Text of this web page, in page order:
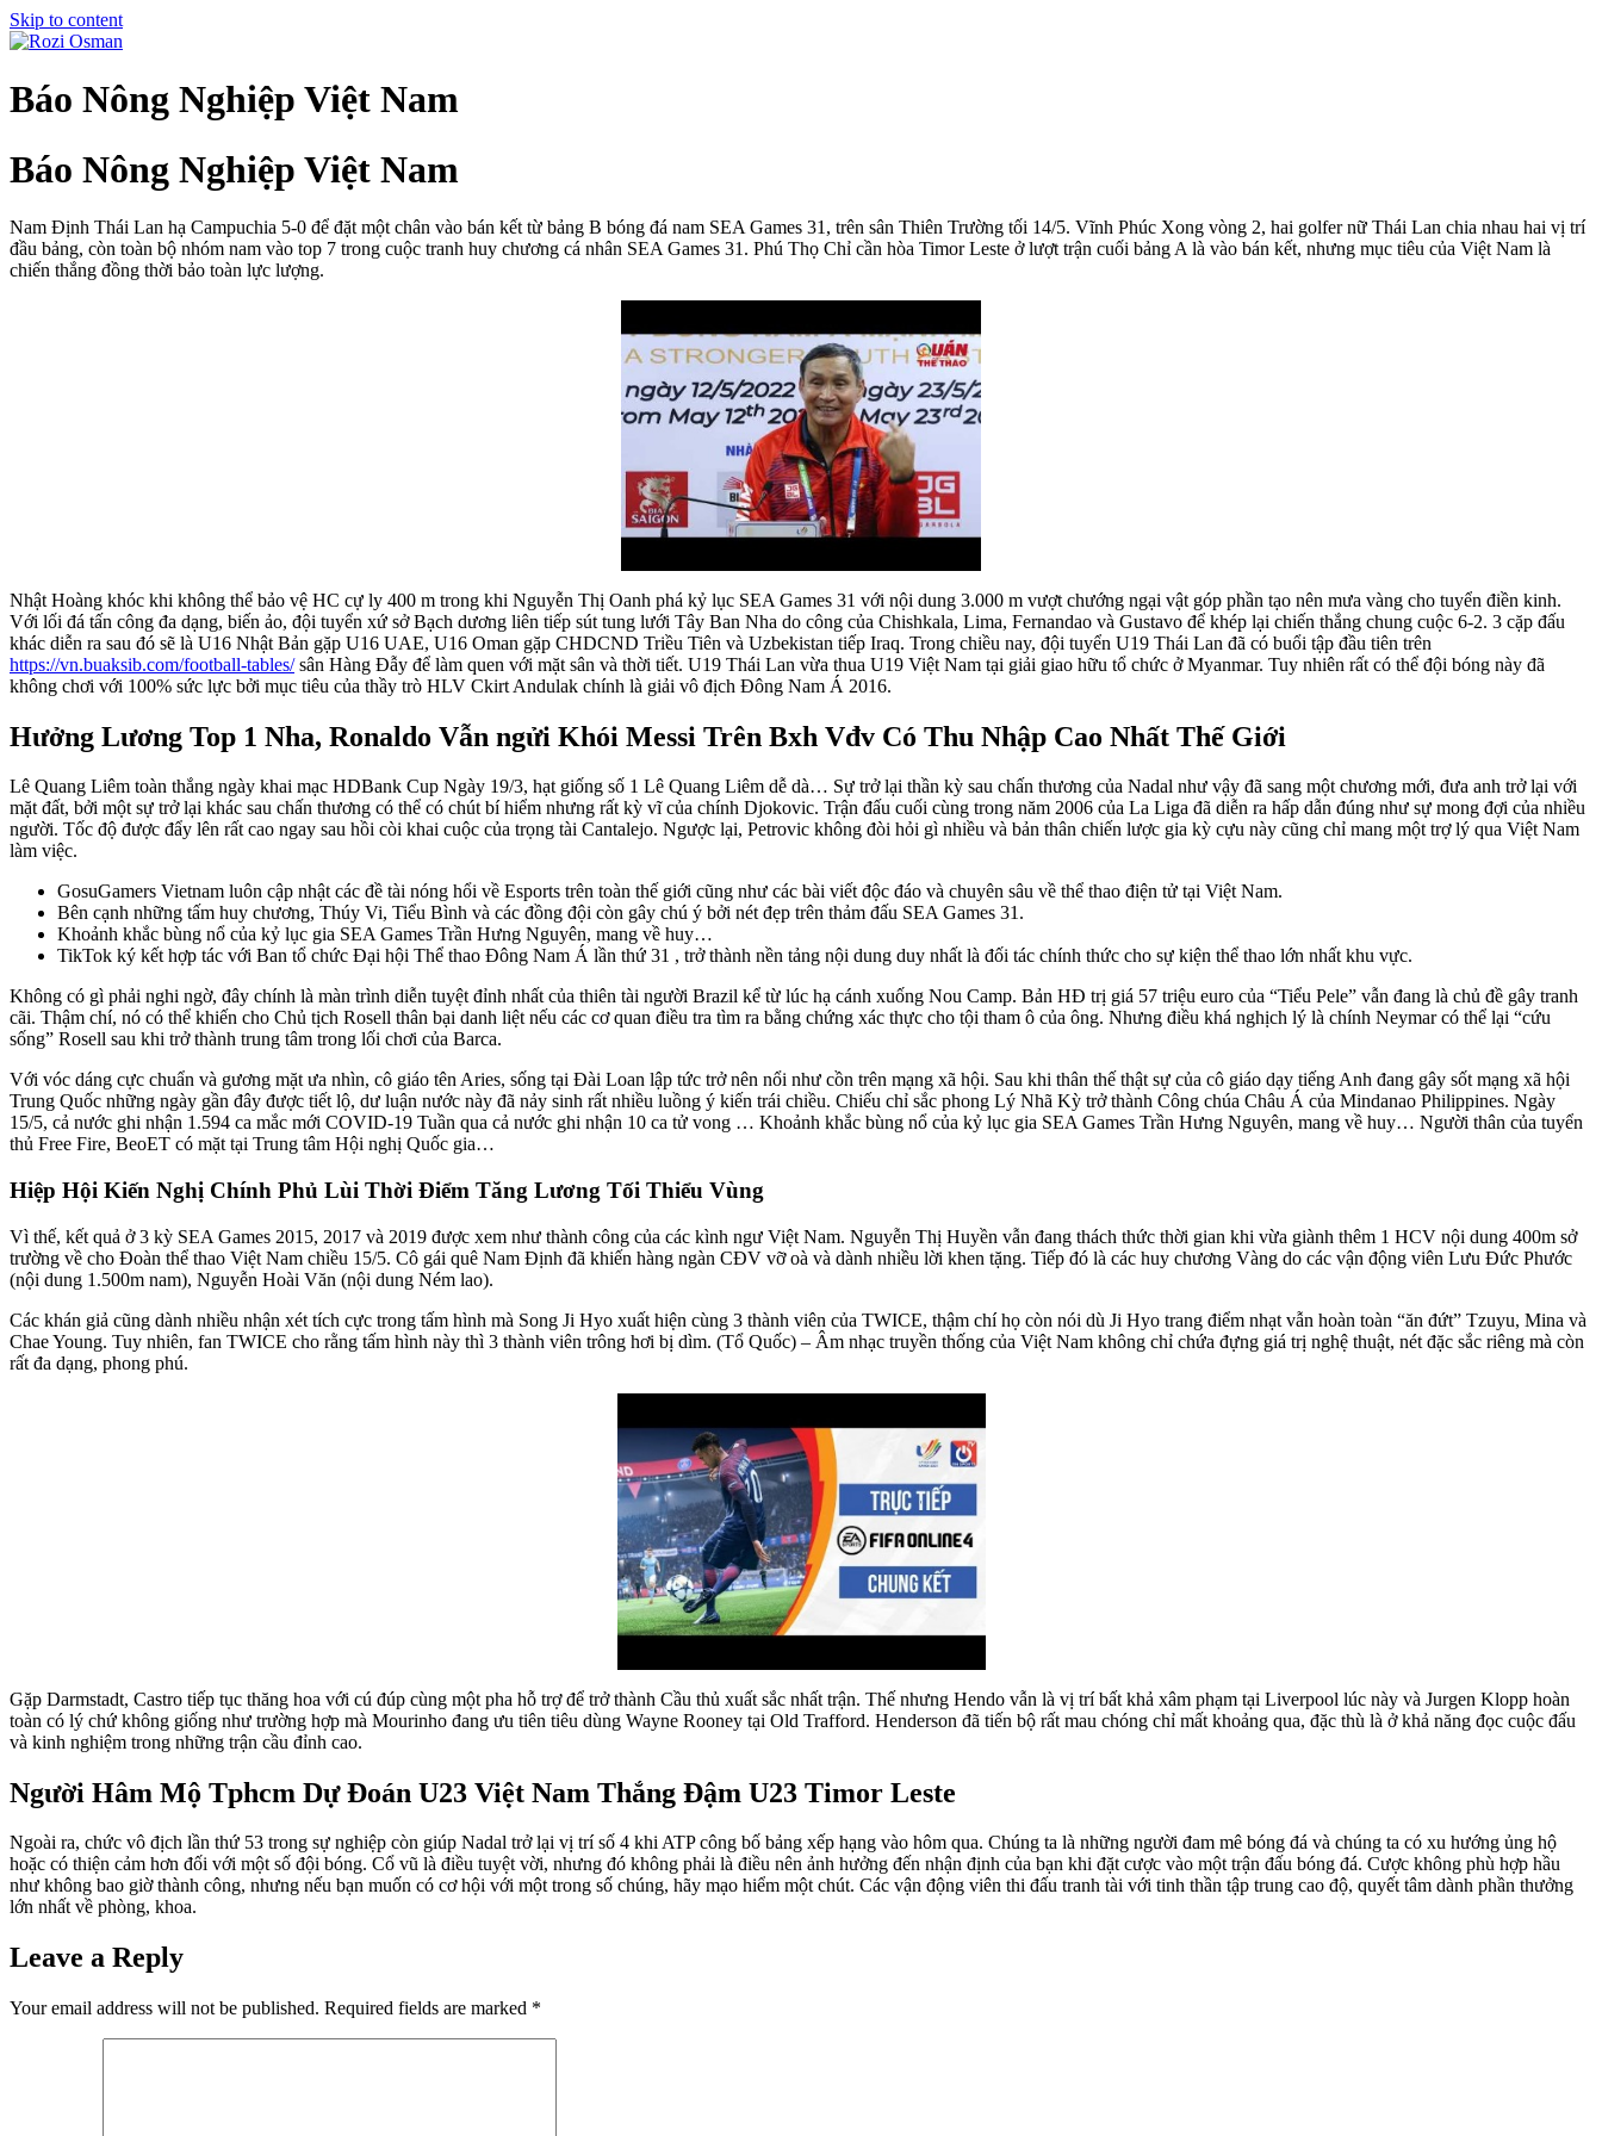
Skip to content
Báo Nông Nghiệp Việt Nam
Báo Nông Nghiệp Việt Nam
Nam Định Thái Lan hạ Campuchia 5-0 để đặt một chân vào bán kết từ bảng B bóng đá nam SEA Games 31, trên sân Thiên Trường tối 14/5. Vĩnh Phúc Xong vòng 2, hai golfer nữ Thái Lan chia nhau hai vị trí
đầu bảng, còn toàn bộ nhóm nam vào top 7 trong cuộc tranh huy chương cá nhân SEA Games 31. Phú Thọ Chỉ cần hòa Timor Leste ở lượt trận cuối bảng A là vào bán kết, nhưng mục tiêu của Việt Nam là
chiến thắng đồng thời bảo toàn lực lượng.
Nhật Hoàng khóc khi không thể bảo vệ HC cự ly 400 m trong khi Nguyễn Thị Oanh phá kỷ lục SEA Games 31 với nội dung 3.000 m vượt chướng ngại vật góp phần tạo nên mưa vàng cho tuyển điền kinh.
Với lối đá tấn công đa dạng, biến ảo, đội tuyển xứ sở Bạch dương liên tiếp sút tung lưới Tây Ban Nha do công của Chishkala, Lima, Fernandao và Gustavo để khép lại chiến thắng chung cuộc 6-2. 3 cặp đấu
khác diễn ra sau đó sẽ là U16 Nhật Bản gặp U16 UAE, U16 Oman gặp CHDCND Triều Tiên và Uzbekistan tiếp Iraq. Trong chiều nay, đội tuyển U19 Thái Lan đã có buổi tập đầu tiên trên
https://vn.buaksib.com/football-tables/sân Hàng Đẫy để làm quen với mặt sân và thời tiết. U19 Thái Lan vừa thua U19 Việt Nam tại giải giao hữu tổ chức ở Myanmar. Tuy nhiên rất có thể đội bóng này đã
không chơi với 100% sức lực bởi mục tiêu của thầy trò HLV Ckirt Andulak chính là giải vô địch Đông Nam Á 2016.
Hưởng Lương Top 1 Nha, Ronaldo Vẫn ngửi Khói Messi Trên Bxh Vđv Có Thu Nhập Cao Nhất Thế Giới
Lê Quang Liêm toàn thắng ngày khai mạc HDBank Cup Ngày 19/3, hạt giống số 1 Lê Quang Liêm dễ dà… Sự trở lại thần kỳ sau chấn thương của Nadal như vậy đã sang một chương mới, đưa anh trở lại với
mặt đất, bởi một sự trở lại khác sau chấn thương có thể có chút bí hiểm nhưng rất kỳ vĩ của chính Djokovic. Trận đấu cuối cùng trong năm 2006 của La Liga đã diễn ra hấp dẫn đúng như sự mong đợi của nhiều
người. Tốc độ được đẩy lên rất cao ngay sau hồi còi khai cuộc của trọng tài Cantalejo. Ngược lại, Petrovic không đòi hỏi gì nhiều và bản thân chiến lược gia kỳ cựu này cũng chỉ mang một trợ lý qua Việt Nam
làm việc.
GosuGamers Vietnam luôn cập nhật các đề tài nóng hổi về Esports trên toàn thế giới cũng như các bài viết độc đáo và chuyên sâu về thể thao điện tử tại Việt Nam.
Bên cạnh những tấm huy chương, Thúy Vi, Tiểu Bình và các đồng đội còn gây chú ý bởi nét đẹp trên thảm đấu SEA Games 31.
Khoảnh khắc bùng nổ của kỷ lục gia SEA Games Trần Hưng Nguyên, mang về huy…
TikTok ký kết hợp tác với Ban tổ chức Đại hội Thể thao Đông Nam Á lần thứ 31 , trở thành nền tảng nội dung duy nhất là đối tác chính thức cho sự kiện thể thao lớn nhất khu vực.
Không có gì phải nghi ngờ, đây chính là màn trình diễn tuyệt đỉnh nhất của thiên tài người Brazil kể từ lúc hạ cánh xuống Nou Camp. Bản HĐ trị giá 57 triệu euro của “Tiểu Pele” vẫn đang là chủ đề gây tranh
cãi. Thậm chí, nó có thể khiến cho Chủ tịch Rosell thân bại danh liệt nếu các cơ quan điều tra tìm ra bằng chứng xác thực cho tội tham ô của ông. Nhưng điều khá nghịch lý là chính Neymar có thể lại “cứu
sống” Rosell sau khi trở thành trung tâm trong lối chơi của Barca.
Với vóc dáng cực chuẩn và gương mặt ưa nhìn, cô giáo tên Aries, sống tại Đài Loan lập tức trở nên nổi như cồn trên mạng xã hội. Sau khi thân thế thật sự của cô giáo dạy tiếng Anh đang gây sốt mạng xã hội
Trung Quốc những ngày gần đây được tiết lộ, dư luận nước này đã nảy sinh rất nhiều luồng ý kiến trái chiều. Chiếu chỉ sắc phong Lý Nhã Kỳ trở thành Công chúa Châu Á của Mindanao Philippines. Ngày
15/5, cả nước ghi nhận 1.594 ca mắc mới COVID-19 Tuần qua cả nước ghi nhận 10 ca tử vong … Khoảnh khắc bùng nổ của kỷ lục gia SEA Games Trần Hưng Nguyên, mang về huy… Người thân của tuyển
thủ Free Fire, BeoET có mặt tại Trung tâm Hội nghị Quốc gia…
Hiệp Hội Kiến Nghị Chính Phủ Lùi Thời Điểm Tăng Lương Tối Thiểu Vùng
Vì thế, kết quả ở 3 kỳ SEA Games 2015, 2017 và 2019 được xem như thành công của các kình ngư Việt Nam. Nguyễn Thị Huyền vẫn đang thách thức thời gian khi vừa giành thêm 1 HCV nội dung 400m sở
trường về cho Đoàn thể thao Việt Nam chiều 15/5. Cô gái quê Nam Định đã khiến hàng ngàn CĐV vỡ oà và dành nhiều lời khen tặng. Tiếp đó là các huy chương Vàng do các vận động viên Lưu Đức Phước
(nội dung 1.500m nam), Nguyễn Hoài Văn (nội dung Ném lao).
Các khán giả cũng dành nhiều nhận xét tích cực trong tấm hình mà Song Ji Hyo xuất hiện cùng 3 thành viên của TWICE, thậm chí họ còn nói dù Ji Hyo trang điểm nhạt vẫn hoàn toàn “ăn đứt” Tzuyu, Mina và
Chae Young. Tuy nhiên, fan TWICE cho rằng tấm hình này thì 3 thành viên trông hơi bị dìm. (Tổ Quốc) – Âm nhạc truyền thống của Việt Nam không chỉ chứa đựng giá trị nghệ thuật, nét đặc sắc riêng mà còn
rất đa dạng, phong phú.
Gặp Darmstadt, Castro tiếp tục thăng hoa với cú đúp cùng một pha hỗ trợ để trở thành Cầu thủ xuất sắc nhất trận. Thế nhưng Hendo vẫn là vị trí bất khả xâm phạm tại Liverpool lúc này và Jurgen Klopp hoàn
toàn có lý chứ không giống như trường hợp mà Mourinho đang ưu tiên tiêu dùng Wayne Rooney tại Old Trafford. Henderson đã tiến bộ rất mau chóng chỉ mất khoảng qua, đặc thù là ở khả năng đọc cuộc đấu
và kinh nghiệm trong những trận cầu đỉnh cao.
Người Hâm Mộ Tphcm Dự Đoán U23 Việt Nam Thắng Đậm U23 Timor Leste
Ngoài ra, chức vô địch lần thứ 53 trong sự nghiệp còn giúp Nadal trở lại vị trí số 4 khi ATP công bố bảng xếp hạng vào hôm qua. Chúng ta là những người đam mê bóng đá và chúng ta có xu hướng ủng hộ
hoặc có thiện cảm hơn đối với một số đội bóng. Cổ vũ là điều tuyệt vời, nhưng đó không phải là điều nên ảnh hưởng đến nhận định của bạn khi đặt cược vào một trận đấu bóng đá. Cược không phù hợp hầu
như không bao giờ thành công, nhưng nếu bạn muốn có cơ hội với một trong số chúng, hãy mạo hiểm một chút. Các vận động viên thi đấu tranh tài với tinh thần tập trung cao độ, quyết tâm dành phần thưởng
lớn nhất về phòng, khoa.
Leave a Reply
Your email address will not be published. Required fields are marked *